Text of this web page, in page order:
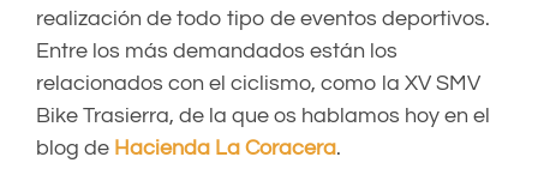
realización de todo tipo de eventos deportivos.
Entre los más demandados están los
relacionados con el ciclismo, como la XV SMV
Bike Trasierra, de la que os hablamos hoy en el
blog de Hacienda La Coracera.